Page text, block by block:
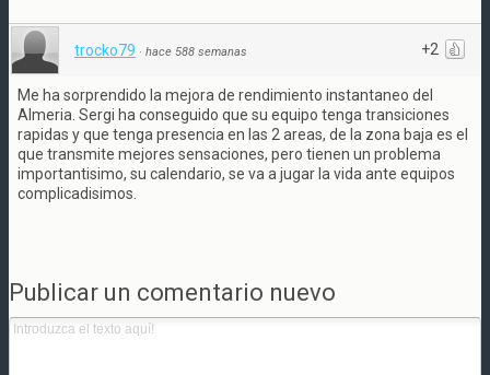
+2
trocko79 · hace 588 semanas
Me ha sorprendido la mejora de rendimiento instantaneo del
Almeria. Sergi ha conseguido que su equipo tenga transiciones
rapidas y que tenga presencia en las 2 areas, de la zona baja es el
que transmite mejores sensaciones, pero tienen un problema
importantisimo, su calendario, se va a jugar la vida ante equipos
complicadisimos.
Publicar un comentario nuevo